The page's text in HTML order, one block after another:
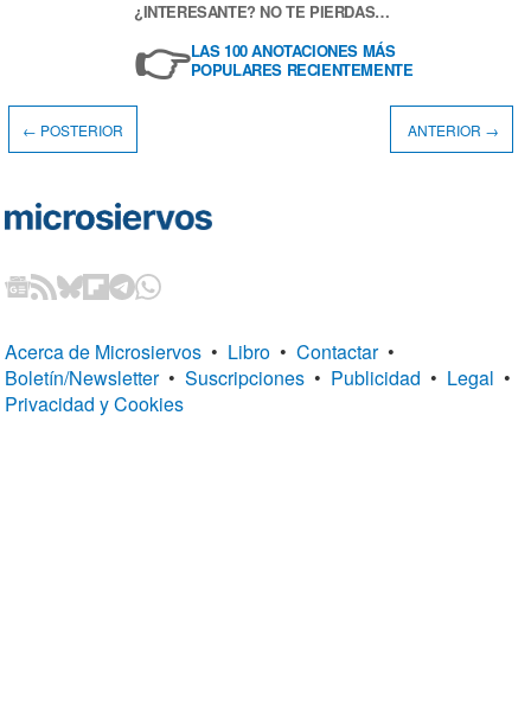
¿INTERESANTE? NO TE PIERDAS…
👉LAS 100 ANOTACIONES MÁS
POPULARES RECIENTEMENTE
← POSTERIOR ANTERIOR →
Acerca de Microsiervos • Libro • Contactar •
Boletín/Newsletter • Suscripciones • Publicidad • Legal •
Privacidad y Cookies